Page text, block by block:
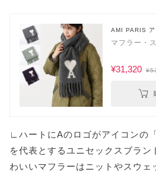
AMI PARIS ア
マフラー・
¥31,320
∟ハートにAのロゴがアイコンの
を代表とするユニセックスブラ
わいいマフラーはニットやスウェ